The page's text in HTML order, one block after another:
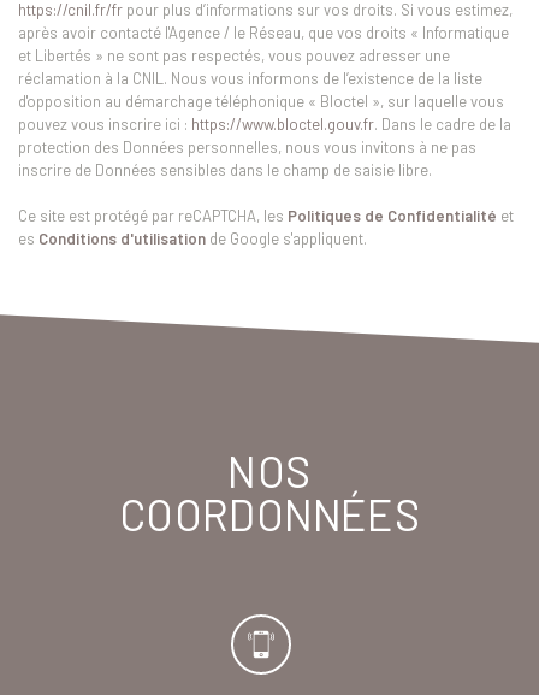
https://cnil.fr/fr pour plus d’informations sur vos droits. Si vous estimez,
après avoir contacté l'Agence / le Réseau, que vos droits « Informatique
et Libertés » ne sont pas respectés, vous pouvez adresser une
réclamation à la CNIL. Nous vous informons de l’existence de la liste
d'opposition au démarchage téléphonique « Bloctel », sur laquelle vous
pouvez vous inscrire ici : https://www.bloctel.gouv.fr. Dans le cadre de la
protection des Données personnelles, nous vous invitons à ne pas
inscrire de Données sensibles dans le champ de saisie libre.
Ce site est protégé par reCAPTCHA, les Politiques de Confidentialité et
es Conditions d'utilisation de Google s'appliquent.
NOS
COORDONNÉES